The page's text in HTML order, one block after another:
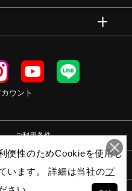
ウント
ご利用条件
便性のためCookieを使用し
います。 詳細は当社のプ